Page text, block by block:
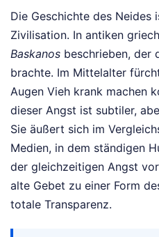
Die Geschichte des Neides
Zivilisation. In antiken
Baskanos beschrieben, der
brachte. Im Mittelalter
Augen Vieh krank machen
dieser Angst ist subtiler,
Sie äußert sich im
Medien, in dem ständigen
der gleichzeitigen Angst
alte Gebet zu einer Form
totale Transparenz.